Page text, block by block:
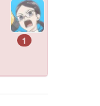
1